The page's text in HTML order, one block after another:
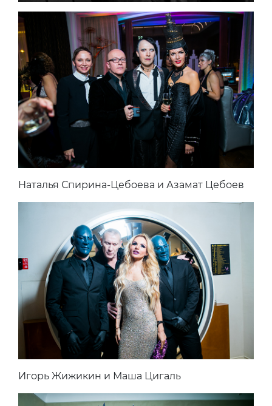
Наталья Спирина-Цебоева и Азамат Цебоев
Игорь Жижикин и Маша Цигаль